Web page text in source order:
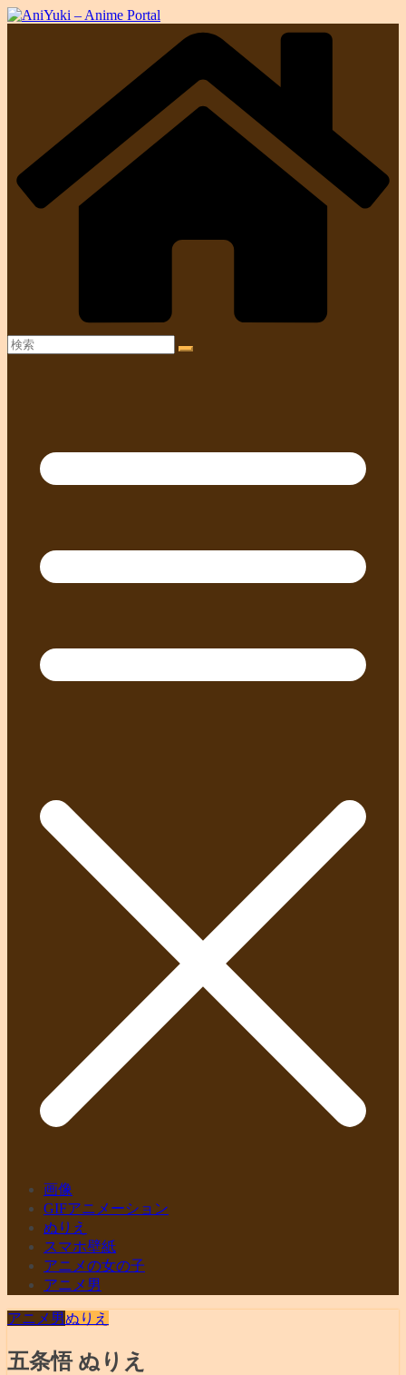
コ
プ
画像
GIFアニメーション
ぬりえ
スマホ壁紙
アニメの女の子
アニメ男
アニメ男ぬりえ
五条悟 ぬりえ